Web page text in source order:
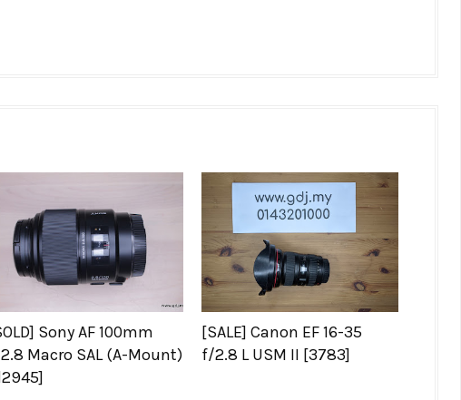
Sony AF 100mm
Macro SAL (A-Mount)
[SALE] Canon EF 16-35
f/2.8 L USM II [3783]